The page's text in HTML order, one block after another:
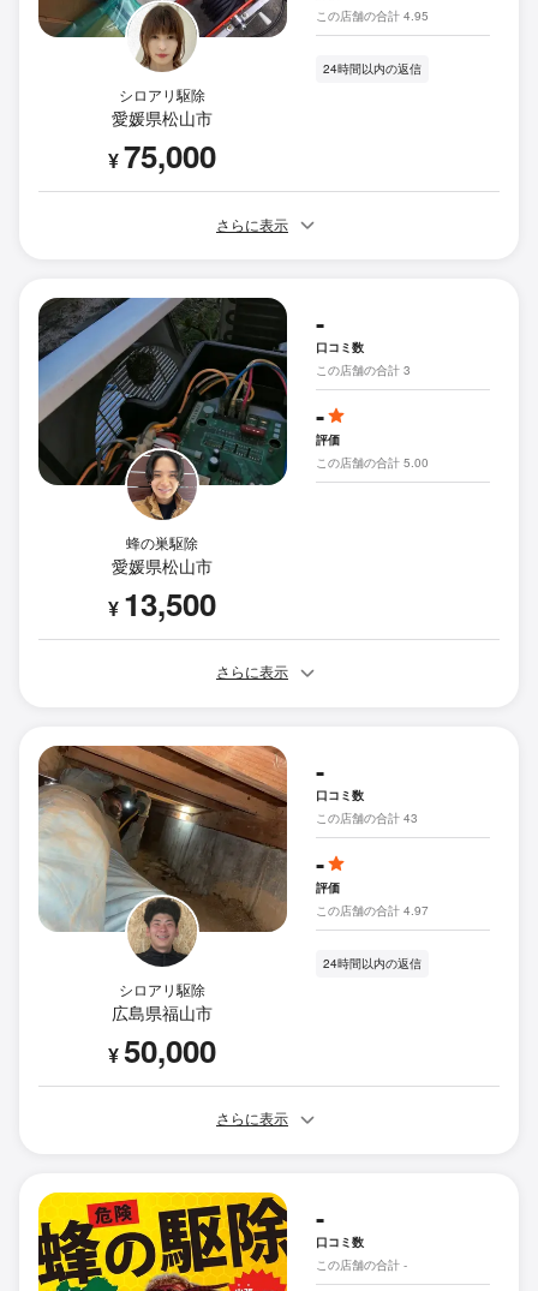
シロアリ駆除
愛媛県松山市
¥75,000
この店舗の合計 4.95
24時間以内の返信
さらに表示
蜂の巣駆除
愛媛県松山市
¥ 13,500
-
口コミ数
この店舗の合計 3
-
評価
この店舗の合計 5.00
さらに表示
シロアリ駆除
広島県福山市
¥50,000
-
口コミ数
この店舗の合計 43
-
評価
この店舗の合計 4.97
24時間以内の返信
さらに表示
-
口コミ数
この店舗の合計 -